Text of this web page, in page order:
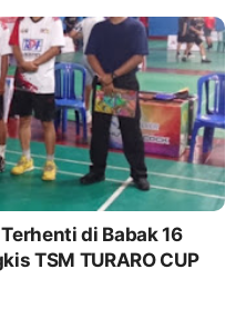
di Babak 16
TSM TURARO CUP